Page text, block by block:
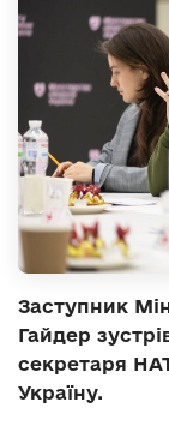
Заступник
Гайдер
секретаря
Україну.